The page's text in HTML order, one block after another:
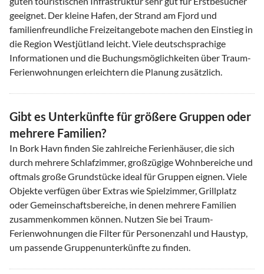
geeignet. Der kleine Hafen, der Strand am Fjord und
familienfreundliche Freizeitangebote machen den Einstieg in
die Region Westjütland leicht. Viele deutschsprachige
Informationen und die Buchungsmöglichkeiten über Traum-
Ferienwohnungen erleichtern die Planung zusätzlich.
Gibt es Unterkünfte für größere Gruppen oder
mehrere Familien?
In Bork Havn finden Sie zahlreiche Ferienhäuser, die sich
durch mehrere Schlafzimmer, großzügige Wohnbereiche und
oftmals große Grundstücke ideal für Gruppen eignen. Viele
Objekte verfügen über Extras wie Spielzimmer, Grillplatz
oder Gemeinschaftsbereiche, in denen mehrere Familien
zusammenkommen können. Nutzen Sie bei Traum-
Ferienwohnungen die Filter für Personenzahl und Haustyp,
um passende Gruppenunterkünfte zu finden.